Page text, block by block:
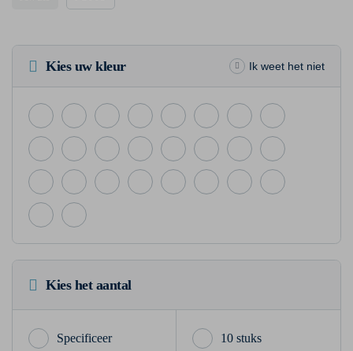
Kies uw kleur Ik weet het niet
Kies het aantal
10 stuks